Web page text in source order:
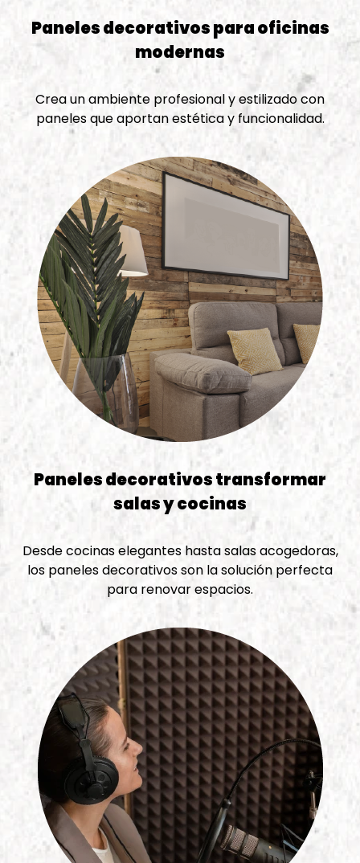
Paneles decorativos para oficinas
modernas
Crea un ambiente profesional y estilizado con
paneles que aportan estética y funcionalidad.
Paneles decorativos transformar
salas y cocinas
Desde cocinas elegantes hasta salas acogedoras,
los paneles decorativos son la solución perfecta
para renovar espacios.